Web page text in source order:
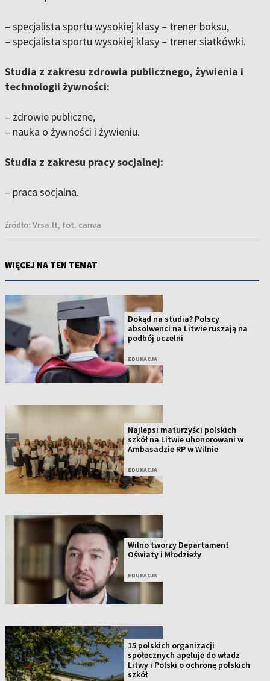
– specjalista sportu wysokiej klasy – trener boksu,
– specjalista sportu wysokiej klasy – trener siatkówki.
Studia z zakresu zdrowia publicznego, żywienia i
technologii żywności:
– zdrowie publiczne,
– nauka o żywności i żywieniu.
Studia z zakresu pracy socjalnej:
– praca socjalna.
źródło: Vrsa.lt, fot. canva
WIĘCEJ NA TEN TEMAT
Dokąd na studia? Polscy
absolwenci na Litwie ruszają na
podbój uczelni
EDUKACJA
Najlepsi maturzyści polskich
szkół na Litwie uhonorowani w
Ambasadzie RP w Wilnie
EDUKACJA
Wilno tworzy Departament
Oświaty i Młodzieży
EDUKACJA
15 polskich organizacji
społecznych apeluje do władz
Litwy i Polski o ochronę polskich
szkół